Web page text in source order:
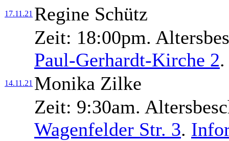
17.11.21 Regine Schütz
Zeit: 18:00pm.
Paul-Gerhardt-Kirche 2.
14.11.21 Monika Zilke
Zeit: 9:30am.
Wagenfelder Str. 3.